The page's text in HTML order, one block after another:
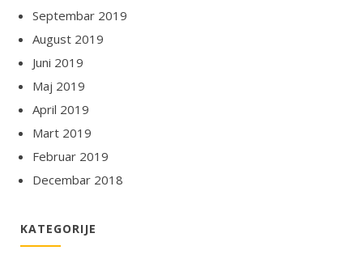
Septembar 2019
August 2019
Juni 2019
Maj 2019
April 2019
Mart 2019
Februar 2019
Decembar 2018
KATEGORIJE